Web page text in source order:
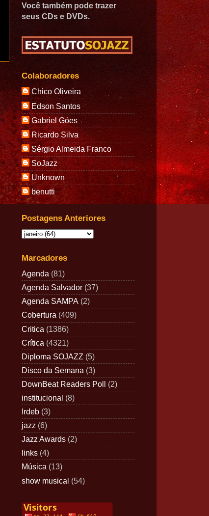
Você também pode trazer
seus CDs e DVDs.
Colaboradores
Chico Oliveira
Edson Santos
Gabriel Góes
Ricardo Silva
Sérgio Almeida Franco
SoJazz
Unknown
benutti
Postagens Anteriores
Marcadores
Agenda (81)
Agenda Salvador (37)
Agenda SAMPA (2)
Cobertura (409)
Critica (1386)
Crítica (4321)
Diploma SOJAZZ (5)
Disco da Semana (3)
DownBeat Readers Poll (2)
institucional (8)
Irdeb (3)
jazz (6)
Jazz Awards (2)
links (4)
Música (13)
show musical (54)